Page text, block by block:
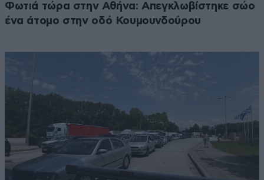
Φωτιά τώρα στην Αθήνα: Απεγκλωβίστηκε σώο
ένα άτομο στην οδό Κουμουνδούρου